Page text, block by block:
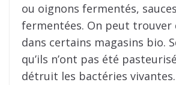
ou oignons fermentés,
fermentées. On peut trouver
dans certains magasins bio.
qu’ils n’ont pas été
détruit les bactéries